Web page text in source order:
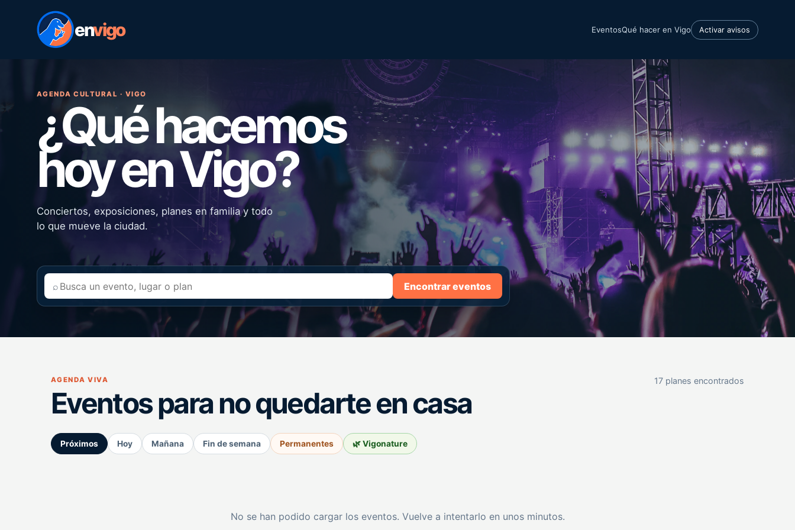
envigo EventosQué hacer en Vigo Activar avisos
AGENDA CULTURAL · VIGO
¿Qué hacemos
hoy en Vigo?
Conciertos, exposiciones, planes en familia y todo
lo que mueve la ciudad.
⌕ Encontrar eventos
AGENDA VIVA
Eventos para no quedarte en casa
17 planes encontrados
Próximos Hoy Mañana Fin de semana Permanentes 🌿 Vigonature
No se han podido cargar los eventos. Vuelve a intentarlo en unos minutos.